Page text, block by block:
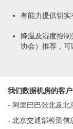
有能力提供切
降温及湿度控制
协会）推荐，
我们数据机房的客户
- 阿里巴巴张北及北
- 北京交通部检测信